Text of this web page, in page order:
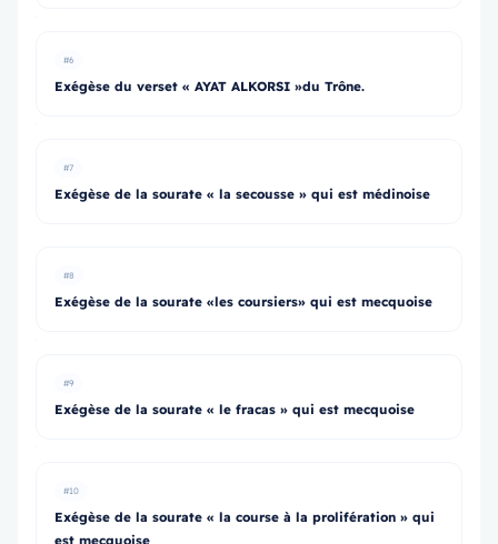
#6
Exégèse du verset « AYAT ALKORSI »du Trône.
#7
Exégèse de la sourate « la secousse » qui est médinoise
#8
Exégèse de la sourate «les coursiers» qui est mecquoise
#9
Exégèse de la sourate « le fracas » qui est mecquoise
#10
Exégèse de la sourate « la course à la prolifération » qui
est mecquoise